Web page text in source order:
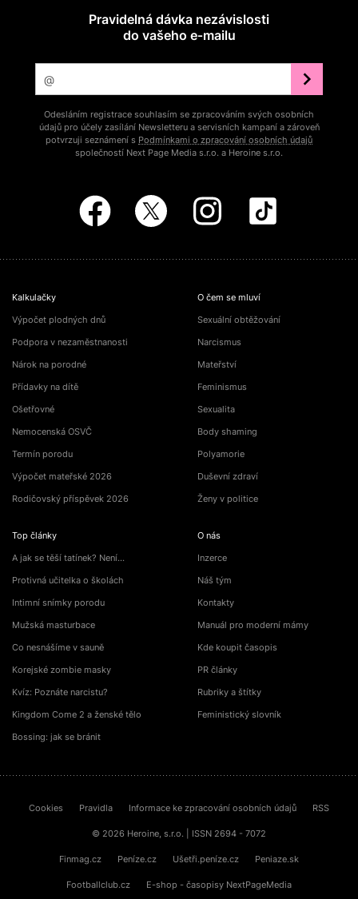
Pravidelná dávka nezávislosti
do vašeho e‑mailu
Odesláním registrace souhlasím se zpracováním svých osobních
údajů pro účely zasílání Newsletteru a servisních kampaní a zároveň
potvrzuji seznámení s Podmínkami o zpracování osobních údajů
společností Next Page Media s.r.o. a Heroine s.r.o.
Kalkulačky
Výpočet plodných dnů
Podpora v nezaměstnanosti
Nárok na porodné
Přídavky na dítě
Ošetřovné
Nemocenská OSVČ
Termín porodu
Výpočet mateřské 2026
Rodičovský příspěvek 2026
Top články
A jak se těší tatínek? Není…
Protivná učitelka o školách
Intimní snímky porodu
Mužská masturbace
Co nesnášíme v sauně
Korejské zombie masky
Kvíz: Poznáte narcistu?
Kingdom Come 2 a ženské tělo
Bossing: jak se bránit
O čem se mluví
Sexuální obtěžování
Narcismus
Mateřství
Feminismus
Sexualita
Body shaming
Polyamorie
Duševní zdraví
Ženy v politice
O nás
Inzerce
Náš tým
Kontakty
Manuál pro moderní mámy
Kde koupit časopis
PR články
Rubriky a štítky
Feministický slovník
Cookies Pravidla Informace ke zpracování osobních údajů RSS
© 2026 Heroine, s.r.o. | ISSN 2694 - 7072
Finmag.cz Peníze.cz Ušetři.peníze.cz Peniaze.sk
Footballclub.cz E-shop - časopisy NextPageMedia